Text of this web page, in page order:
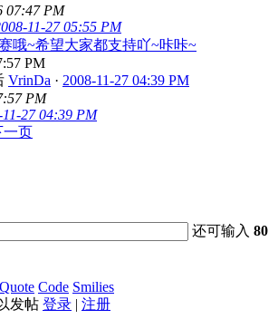
07:47 PM
11-27 05:55 PM
哦~希望大家都支持吖~咔咔~
PM
VrinDa · 2008-11-27 04:39 PM
PM
27 04:39 PM
一页
还可输入80
Quote Code Smilies
发帖 登录 | 注册